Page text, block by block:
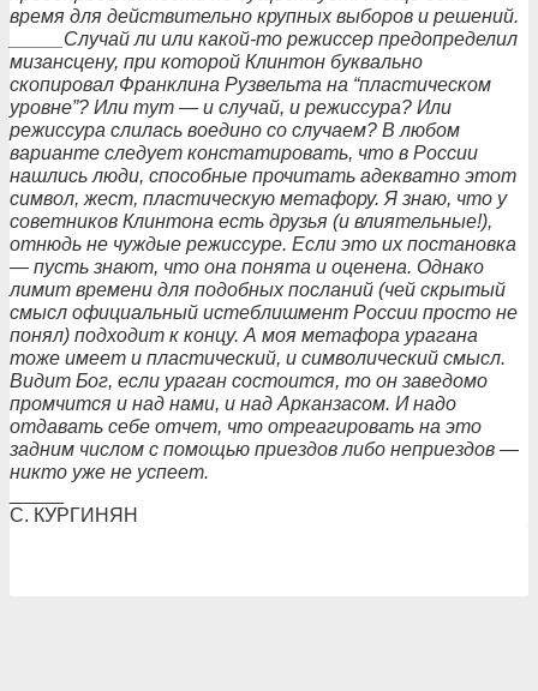
время для действительно крупных выборов и решений.
_____Случай ли или какой-то режиссер предопределил
мизансцену, при которой Клинтон буквально
скопировал Франклина Рузвельта на “пластическом
уровне”? Или тут — и случай, и режиссура? Или
режиссура слилась воедино со случаем? В любом
варианте следует констатировать, что в России
нашлись люди, способные прочитать адекватно этот
символ, жест, пластическую метафору. Я знаю, что у
советников Клинтона есть друзья (и влиятельные!),
отнюдь не чуждые режиссуре. Если это их постановка
— пусть знают, что она понята и оценена. Однако
лимит времени для подобных посланий (чей скрытый
смысл официальный истеблишмент России просто не
понял) подходит к концу. А моя метафора урагана
тоже имеет и пластический, и символический смысл.
Видит Бог, если ураган состоится, то он заведомо
промчится и над нами, и над Арканзасом. И надо
отдавать себе отчет, что отреагировать на это
задним числом с помощью приездов либо неприездов —
никто уже не успеет.
С. КУРГИНЯН